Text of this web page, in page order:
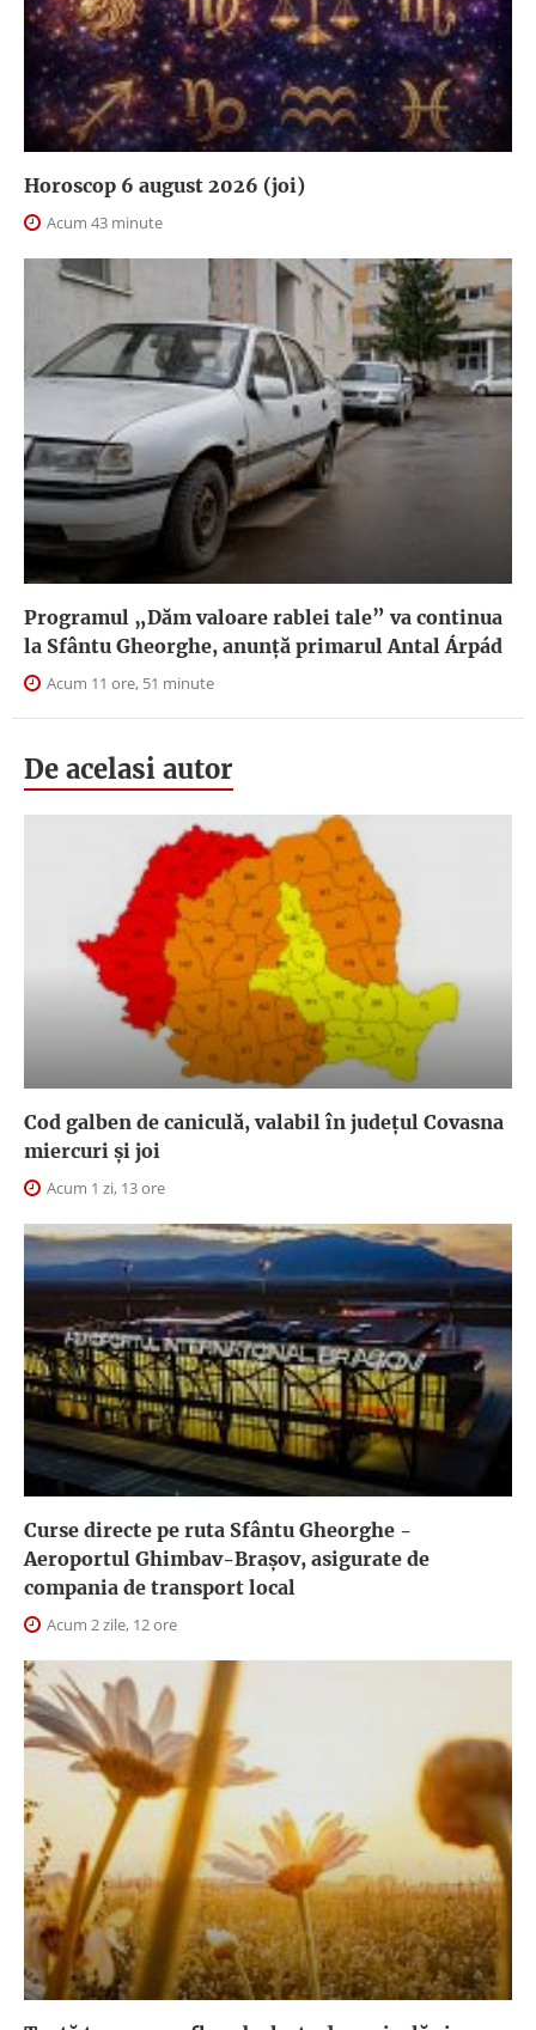
Horoscop 6 august 2026 (joi)
Acum 43 minute
Programul „Dăm valoare rablei tale” va continua
la Sfântu Gheorghe, anunţă primarul Antal Árpád
Acum 11 ore, 51 minute
De acelasi autor
Cod galben de caniculă, valabil în judeţul Covasna
miercuri și joi
Acum 1 zi, 13 ore
Curse directe pe ruta Sfântu Gheorghe -
Aeroportul Ghimbav-Braşov, asigurate de
compania de transport local
Acum 2 zile, 12 ore